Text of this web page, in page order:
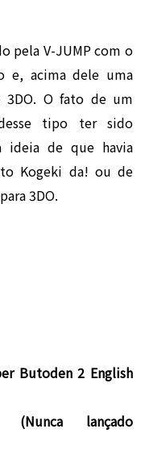
pela V-JUMP com o
e, acima dele uma
3DO. O fato de um
tipo ter sido
ideia de que havia
Kogeki da! ou de
3DO.
Butoden 2 English
(Nunca lançado